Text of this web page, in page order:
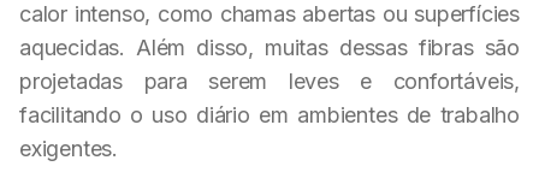
calor intenso, como chamas abertas ou superfícies
aquecidas. Além disso, muitas dessas fibras são
projetadas para serem leves e confortáveis,
facilitando o uso diário em ambientes de trabalho
exigentes.